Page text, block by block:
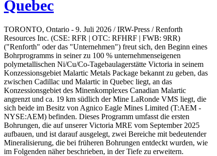
Quebec
TORONTO, Ontario - 9. Juli 2026 / IRW-Press / Renforth
Resources Inc. (CSE: RFR | OTC: RFHRF | FWB: 9RR)
("Renforth" oder das "Unternehmen") freut sich, den Beginn eines
Bohrprogramms in seiner zu 100 % unternehmenseigenen
polymetallischen Ni/Cu/Co-Tagebaulagerstätte Victoria in seinem
Konzessionsgebiet Malartic Metals Package bekannt zu geben, das
zwischen Cadillac und Malartic in Quebec liegt, an das
Konzessionsgebiet des Minenkomplexes Canadian Malartic
angrenzt und ca. 19 km südlich der Mine LaRonde VMS liegt, die
sich beide im Besitz von Agnico Eagle Mines Limited (T:AEM -
NYSE:AEM) befinden. Dieses Programm umfasst die ersten
Bohrungen, die auf unserer Victoria MRE vom September 2025
aufbauen, und ist darauf ausgelegt, zwei Bereiche mit bedeutender
Mineralisierung, die bei früheren Bohrungen entdeckt wurden, wie
im Folgenden näher beschrieben, in der Tiefe zu erweitern.